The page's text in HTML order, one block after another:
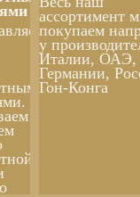
и
ассортимент
покупаем
у
Италии, ОАЭ,
Германии,
Гон-Конга